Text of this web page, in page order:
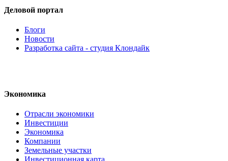
Деловой портал
Блоги
Новости
Разработка сайта - студия Клондайк
Экономика
Отрасли экономики
Инвестиции
Экономика
Компании
Земельные участки
Инвестиционная карта